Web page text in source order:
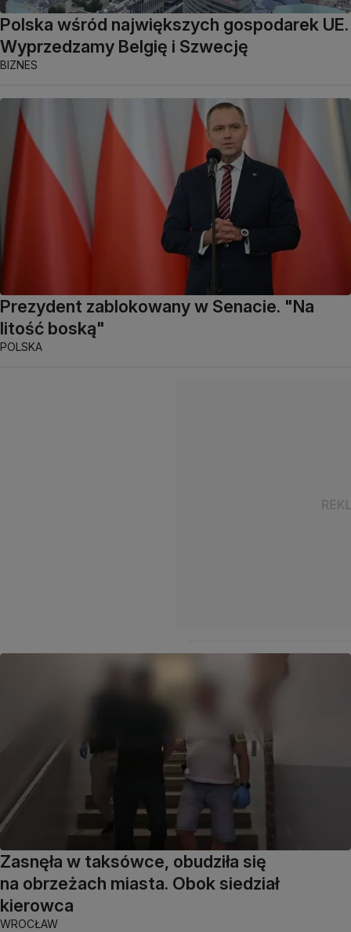
Polska wśród największych gospodarek UE.
Wyprzedzamy Belgię i Szwecję
BIZNES
Prezydent zablokowany w Senacie. "Na
litość boską"
POLSKA
Zasnęła w taksówce, obudziła się
na obrzeżach miasta. Obok siedział
kierowca
WROCŁAW